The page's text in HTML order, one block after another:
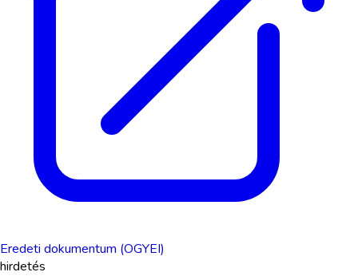
Eredeti dokumentum (OGYEI)
hirdetés